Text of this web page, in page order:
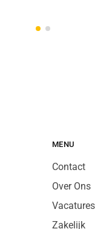
MENU
Contact
Over Ons
Vacatures
Zakelijk